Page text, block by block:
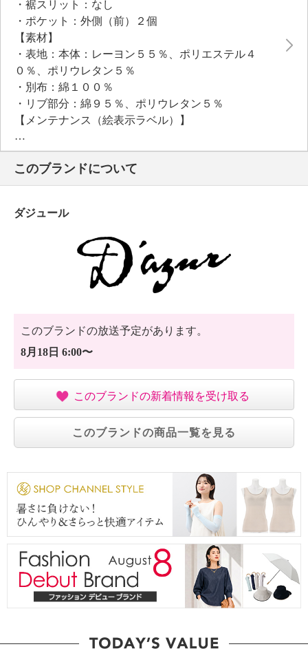
・裾スリット：なし
・ポケット：外側（前）２個
【素材】
・表地：本体：レーヨン５５％、ポリエステル４
０％、ポリウレタン５％
・別布：綿１００％
・リブ部分：綿９５％、ポリウレタン５％
【メンテナンス（絵表示ラベル）】
・手洗い：可
・漂白処理：塩素系・酸素系漂白不可
・タンブル乾燥：不可
・自然乾燥：日陰の吊り干し
・ドライクリーニング：石油系ドライクリーニング可
・ウエットクリーニング：可
【個体差あり】
【原産国（地）】
このブランドについて
ダジュール
このブランドの放送予定があります。
8月18日 6:00〜
このブランドの新着情報を受け取る
このブランドの商品一覧を見る